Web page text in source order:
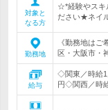
対象と
なる方
☆*経験やスキ
ださい★ネイ
勤務地
《勤務地は
区・大阪市・
給与
◇関東／時給
円◇関西／時